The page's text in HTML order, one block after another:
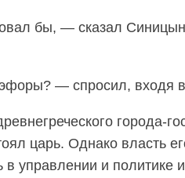
бы, — сказал
— спросил, входя
города-
царь. Однако власть
в управлении и